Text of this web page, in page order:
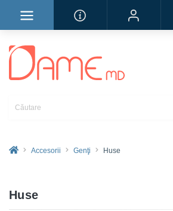
Accesorii Genţi Huse
Huse